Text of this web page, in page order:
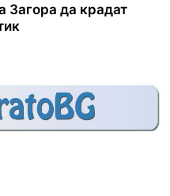
Загора да крадат